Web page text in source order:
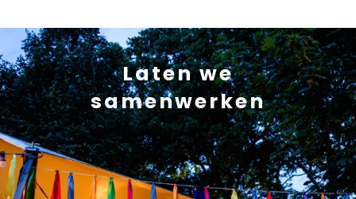
Laten we
samenwerken